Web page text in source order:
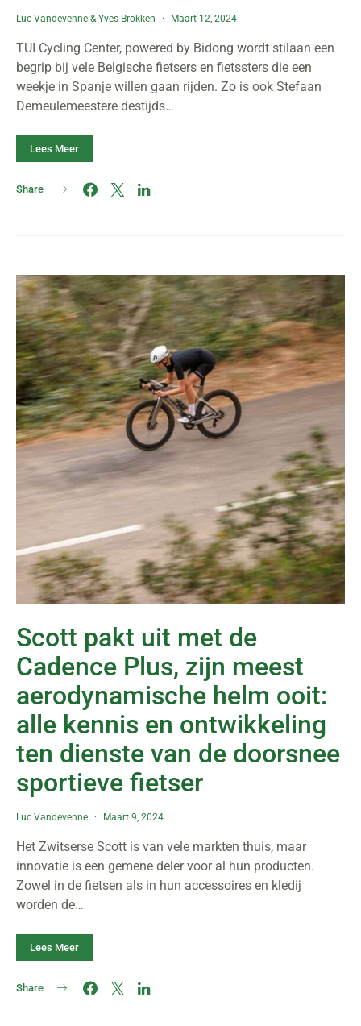
Luc Vandevenne &Yves Brokken Maart 12, 2024
TUI Cycling Center, powered by Bidong wordt stilaan een
begrip bij vele Belgische fietsers en fietssters die een
weekje in Spanje willen gaan rijden. Zo is ook Stefaan
Demeulemeestere destijds…
Lees Meer
Share
Scott pakt uit met de
Cadence Plus, zijn meest
aerodynamische helm ooit:
alle kennis en ontwikkeling
ten dienste van de doorsnee
sportieve fietser
Luc Vandevenne Maart 9, 2024
Het Zwitserse Scott is van vele markten thuis, maar
innovatie is een gemene deler voor al hun producten.
Zowel in de fietsen als in hun accessoires en kledij
worden de…
Lees Meer
Share